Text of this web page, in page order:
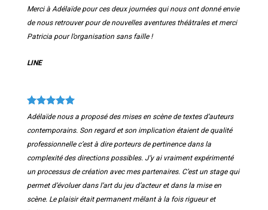
Merci à Adélaïde pour ces deux journées qui nous ont donné envie
de nous retrouver pour de nouvelles aventures théâtrales et merci
Patricia pour l’organisation sans faille !
LINE
Adélaïde nous a proposé des mises en scène de textes d’auteurs
contemporains. Son regard et son implication étaient de qualité
professionnelle c’est à dire porteurs de pertinence dans la
complexité des directions possibles. J’y ai vraiment expérimenté
un processus de création avec mes partenaires. C’est un stage qui
permet d’évoluer dans l’art du jeu d’acteur et dans la mise en
scène. Le plaisir était permanent mêlant à la fois rigueur et